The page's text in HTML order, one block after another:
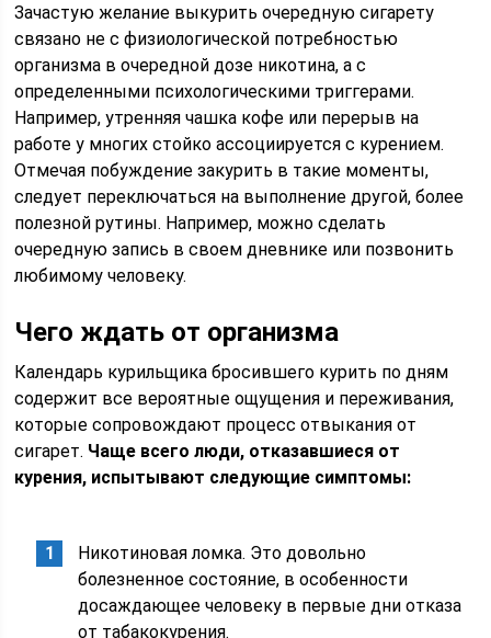
Зачастую желание выкурить очередную сигарету
связано не с физиологической потребностью
организма в очередной дозе никотина, а с
определенными психологическими триггерами.
Например, утренняя чашка кофе или перерыв на
работе у многих стойко ассоциируется с курением.
Отмечая побуждение закурить в такие моменты,
следует переключаться на выполнение другой, более
полезной рутины. Например, можно сделать
очередную запись в своем дневнике или позвонить
любимому человеку.
Чего ждать от организма
Календарь курильщика бросившего курить по дням
содержит все вероятные ощущения и переживания,
которые сопровождают процесс отвыкания от
сигарет. Чаще всего люди, отказавшиеся от
курения, испытывают следующие симптомы:
Никотиновая ломка. Это довольно
болезненное состояние, в особенности
досаждающее человеку в первые дни отказа
от табакокурения.